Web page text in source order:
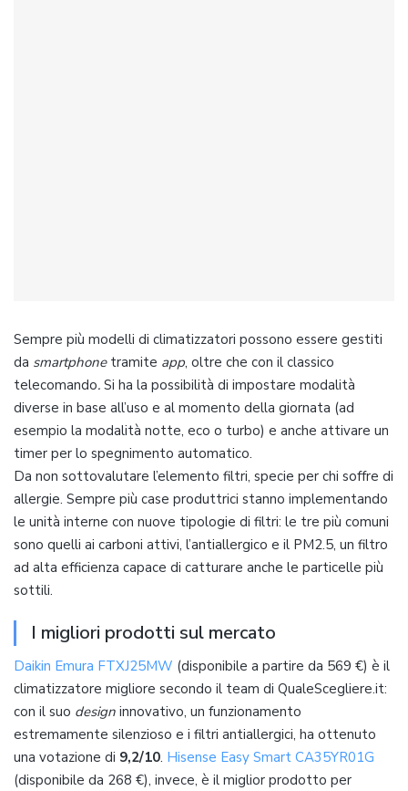
Sempre più modelli di climatizzatori possono essere gestiti
da smartphonetramite app, oltre che con il classico
telecomando. Si ha la possibilità di impostare modalità
diverse in base all’uso e al momento della giornata (ad
esempio la modalità notte, eco o turbo) e anche attivare un
timer per lo spegnimento automatico.
Da non sottovalutare l’elemento filtri, specie per chi soffre di
allergie. Sempre più case produttrici stanno implementando
le unità interne con nuove tipologie di filtri: le tre più comuni
sono quelli ai carboni attivi, l’antiallergico e il PM2.5, un filtro
ad alta efficienza capace di catturare anche le particelle più
sottili.
I migliori prodotti sul mercato
Daikin Emura FTXJ25MW (disponibile a partire da 569 €) è il
climatizzatore migliore secondo il team di QualeScegliere.it:
con il suo design innovativo, un funzionamento
estremamente silenzioso e i filtri antiallergici, ha ottenuto
una votazione di 9,2/10. Hisense Easy Smart CA35YR01G
(disponibile da 268 €), invece, è il miglior prodotto per